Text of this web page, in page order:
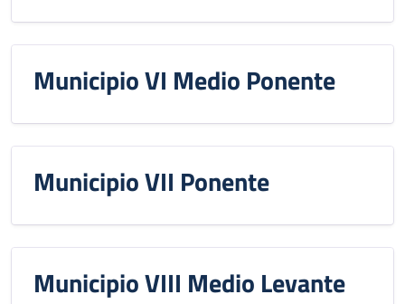
Municipio VI Medio Ponente
Municipio VII Ponente
Municipio VIII Medio Levante